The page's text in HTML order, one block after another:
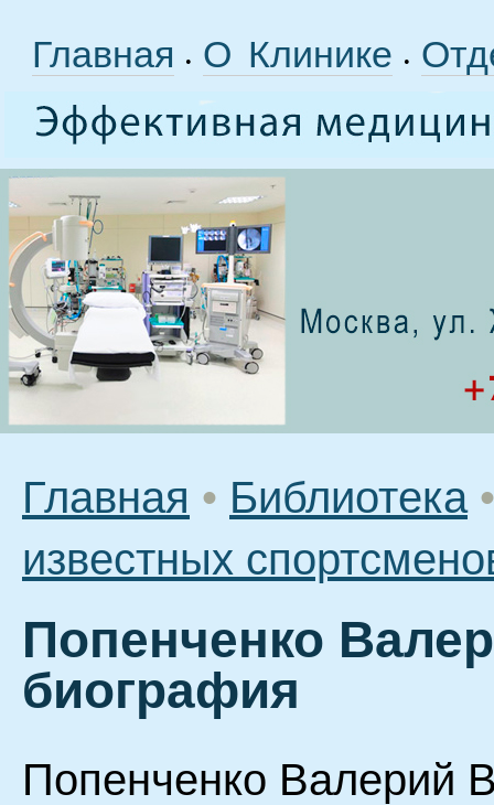
Главная • О Клинике •
Главная • Библиотека •
известных
Попенченко
биография
Попенченко Валерий